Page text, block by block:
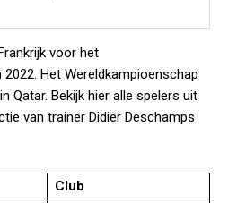
voor het
Het Wereldkampioenschap
Qatar. Bekijk hier alle spelers uit
van trainer Didier Deschamps
Club